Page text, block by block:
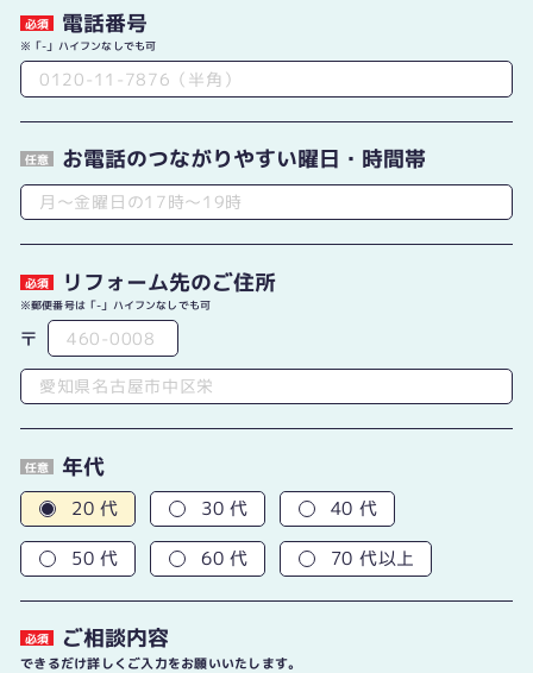
必須 電話番号
「-」ハイフンなしでも可
任意 お電話のつながりやすい曜日・時間帯
必須 リフォーム先のご住所
郵便番号は「-」ハイフンなしでも可
〒
任意 年代
20 代 30 代
40 代
50 代
60 代 70 代以上
必須 ご相談内容
できるだけ詳しくご入力をお願いいたします。